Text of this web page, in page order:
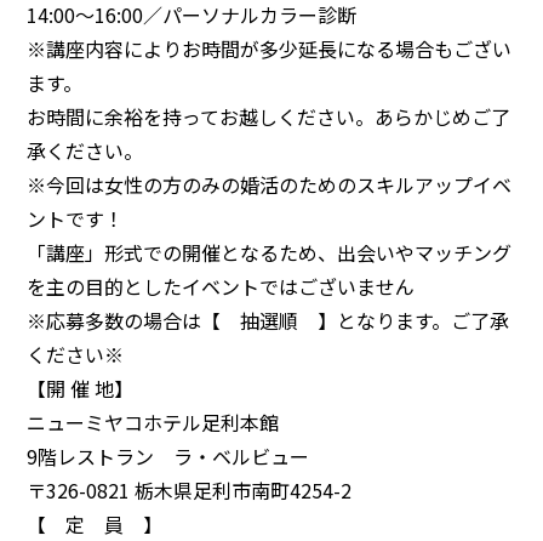
14:00～16:00／パーソナルカラー診断
※講座内容によりお時間が多少延長になる場合もござい
ます。
お時間に余裕を持ってお越しください。あらかじめご了
承ください。
※今回は女性の方のみの婚活のためのスキルアップイベ
ントです！
「講座」形式での開催となるため、出会いやマッチング
を主の目的としたイベントではございません
※応募多数の場合は【 抽選順 】となります。ご了承
ください※
【開 催 地】
ニューミヤコホテル足利本館
9階レストラン ラ・ベルビュー
〒326-0821 栃木県足利市南町4254-2
【 定 員 】